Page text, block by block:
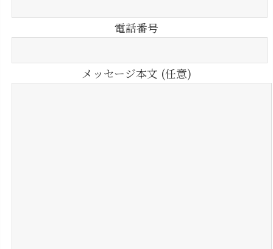
電話番号
メッセージ本文 (任意)